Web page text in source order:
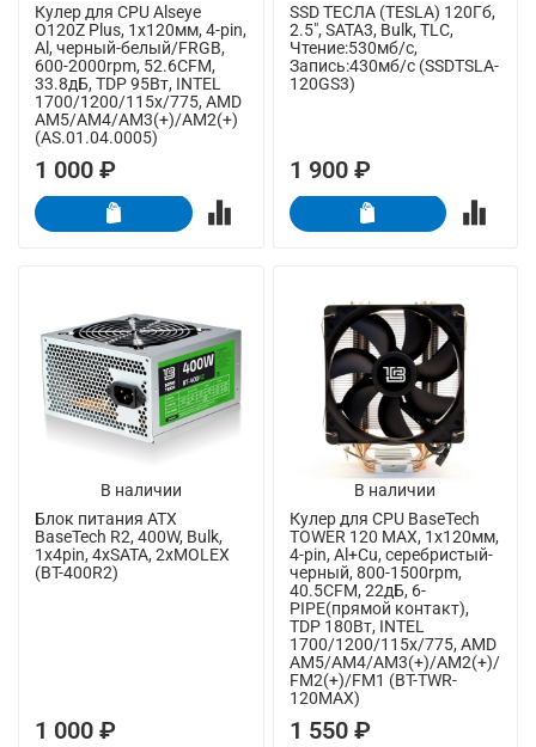
Кулер для CPU Alseye
O120Z Plus, 1х120мм, 4-pin,
Al, черный-белый/FRGB,
600-2000rpm, 52.6CFM,
33.8дБ, TDP 95Вт, INTEL
1700/1200/115x/775, AMD
AM5/AM4/AM3(+)/AM2(+)
(AS.01.04.0005)
1 000 ₽
SSD ТЕСЛА (TESLA) 120Гб,
2.5", SATA3, Bulk, TLC,
Чтение:530мб/с,
Запись:430мб/с (SSDTSLA-
120GS3)
1 900 ₽
В наличии
Блок питания ATX
BaseTech R2, 400W, Bulk,
1x4pin, 4xSATA, 2xMOLEX
(BT-400R2)
1 000 ₽
В наличии
Кулер для CPU BaseTech
TOWER 120 MAX, 1х120мм,
4-pin, Al+Cu, серебристый-
черный, 800-1500rpm,
40.5CFM, 22дБ, 6-
PIPE(прямой контакт),
TDP 180Вт, INTEL
1700/1200/115x/775, AMD
AM5/AM4/AM3(+)/AM2(+)/
FM2(+)/FM1 (BT-TWR-
120MAX)
1 550 ₽